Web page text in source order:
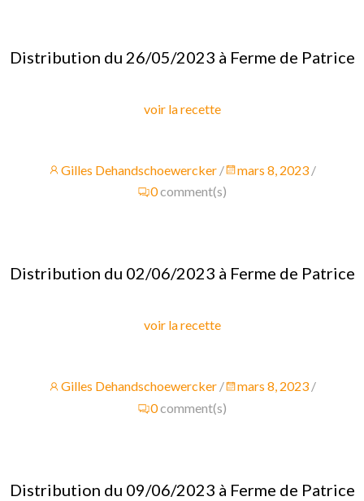
Distribution du 26/05/2023 à Ferme de Patrice
voir la recette
Gilles Dehandschoewercker / mars 8, 2023 /
0comment(s)
Distribution du 02/06/2023 à Ferme de Patrice
voir la recette
Gilles Dehandschoewercker / mars 8, 2023 /
0comment(s)
Distribution du 09/06/2023 à Ferme de Patrice